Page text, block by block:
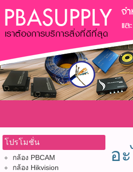
โปรโมชั่น
กล้อง PBCAM
กล้อง Hikvision
อ